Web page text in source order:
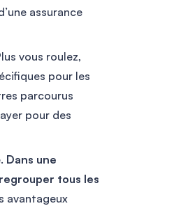
assurance
vous roulez,
pour les
parcourus
pour des
Dans une
tous les
avantageux